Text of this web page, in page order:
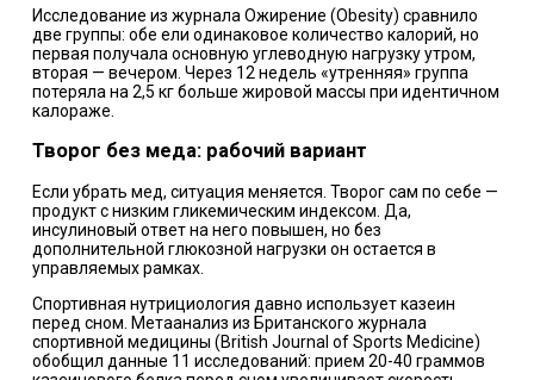
Исследование из журнала Ожирение (Obesity) сравнило
две группы: обе ели одинаковое количество калорий, но
первая получала основную углеводную нагрузку утром,
вторая — вечером. Через 12 недель «утренняя» группа
потеряла на 2,5 кг больше жировой массы при идентичном
калораже.
Творог без меда: рабочий вариант
Если убрать мед, ситуация меняется. Творог сам по себе —
продукт с низким гликемическим индексом. Да,
инсулиновый ответ на него повышен, но без
дополнительной глюкозной нагрузки он остается в
управляемых рамках.
Спортивная нутрициология давно использует казеин
перед сном. Метаанализ из Британского журнала
спортивной медицины (British Journal of Sports Medicine)
обобщил данные 11 исследований: прием 20-40 граммов